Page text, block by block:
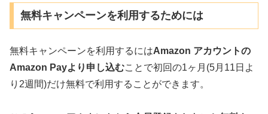
無料キャンペーンを利用するためには
無料キャンペーンを利用するにはAmazon アカウントの
Amazon Payより申し込むことで初回の1ヶ月(5月11日よ
り2週間)だけ無料で利用することができます。